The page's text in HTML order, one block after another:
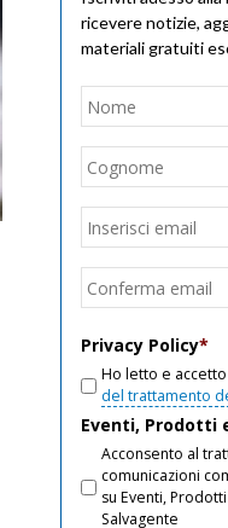
ricevere notizie,
materiali gratuiti
Nome
Email
Privacy Policy*
Ho letto e accetto
del trattamento
Eventi, Prodotti
Acconsento al
comunicazioni
su Eventi,
Salvagente